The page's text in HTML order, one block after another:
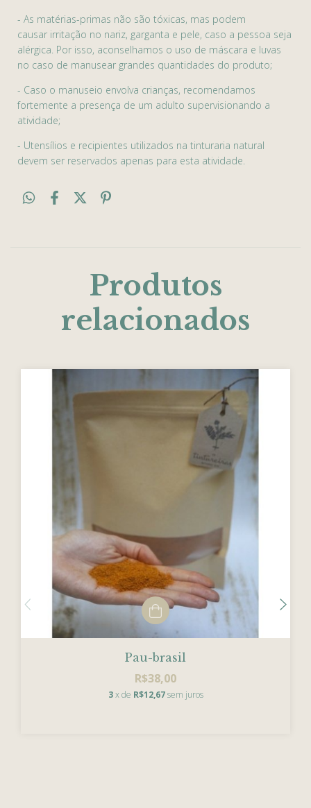
- As matérias-primas não são tóxicas, mas podem
causar irritação no nariz, garganta e pele, caso a pessoa seja
alérgica. Por isso, aconselhamos o uso de máscara e luvas
no caso de manusear grandes quantidades do produto;
- Caso o manuseio envolva crianças, recomendamos
fortemente a presença de um adulto supervisionando a
atividade;
- Utensílios e recipientes utilizados na tinturaria natural
devem ser reservados apenas para esta atividade.
Produtos
relacionados
Pau-brasil
R$38,00
3 x de R$12,67 sem juros